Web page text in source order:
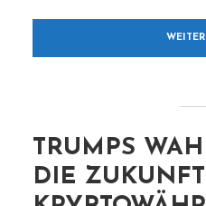
TRUMPS
DIE